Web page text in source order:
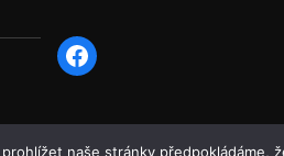
Facebook
naše stránky předpokládáme,